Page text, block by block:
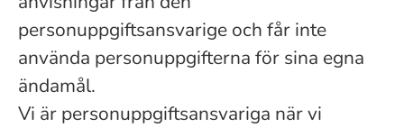
personuppgiftsansvarige och får inte
använda personuppgifterna för sina egna
ändamål.
Vi är personuppgiftsansvariga när vi